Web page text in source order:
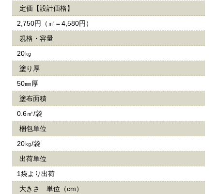
定価【設計価格】
2,750円（㎡＝4,580円）
規格・容量
20㎏
塗り厚
50㎜厚
塗布面積
0.6㎡/袋
梱包単位
20㎏/袋
出荷単位
1袋より出荷
大きさ 単位（cm）